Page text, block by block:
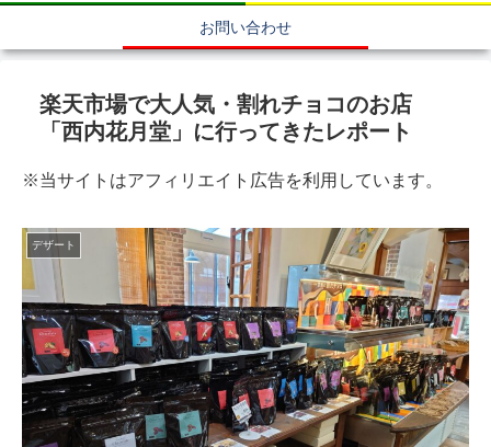
お問い合わせ
楽天市場で大人気・割れチョコのお店
「西内花月堂」に行ってきたレポート
※当サイトはアフィリエイト広告を利用しています。
デザート